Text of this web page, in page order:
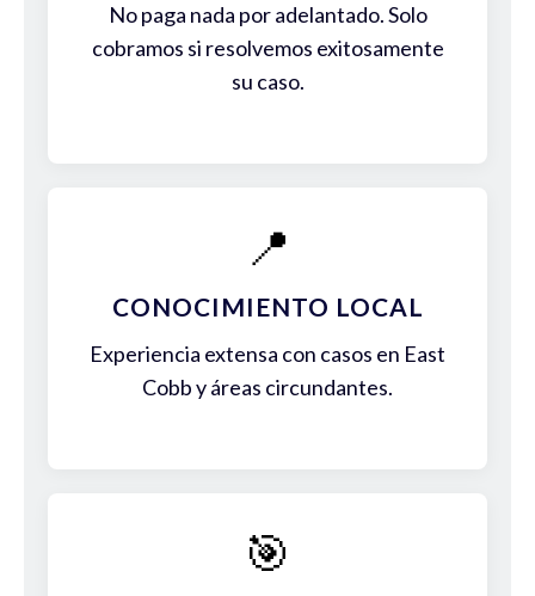
No paga nada por adelantado. Solo
cobramos si resolvemos exitosamente
su caso.
📍
CONOCIMIENTO LOCAL
Experiencia extensa con casos en East
Cobb y áreas circundantes.
🎯